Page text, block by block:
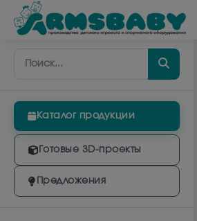
Каталог продукции
Готовые 3D-проекты
Предложения